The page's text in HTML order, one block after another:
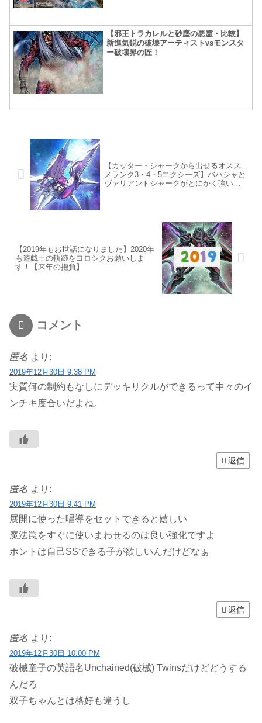
【邪王トラカレルと砂塵の悪霊・比較】
新進気鋭の破壊アーティストvsモンスタ
ー破壊界の匠！
【カッター・シャークから出せるオスス
メランク3・4・5エクシーズ】バハシャと
ヴァリアントシャークがとにかく強い
【2019年もお世話になりました】2020年
も遊戯王の軌跡をヨロシクお願いしま
す！【来年の抱負】
コメント
匿名 より:
2019年12月30日 9:38 PM
実質何の制約もなしにデッキリクルができるって中々のイ
ンチキ度合いだよね。
返信
匿名 より:
2019年12月30日 9:41 PM
展開に使った唱導をセットできると嬉しい
魔法罠をすぐに使いまわせるのは良い強化ですよ
ホントは自己SSできる子が欲しいんだけどなぁ
返信
匿名 より:
2019年12月30日 10:00 PM
破械童子の英語名Unchained(破械) Twinsだけどどうする
んだろ
双子ちゃんとは格好も違うし